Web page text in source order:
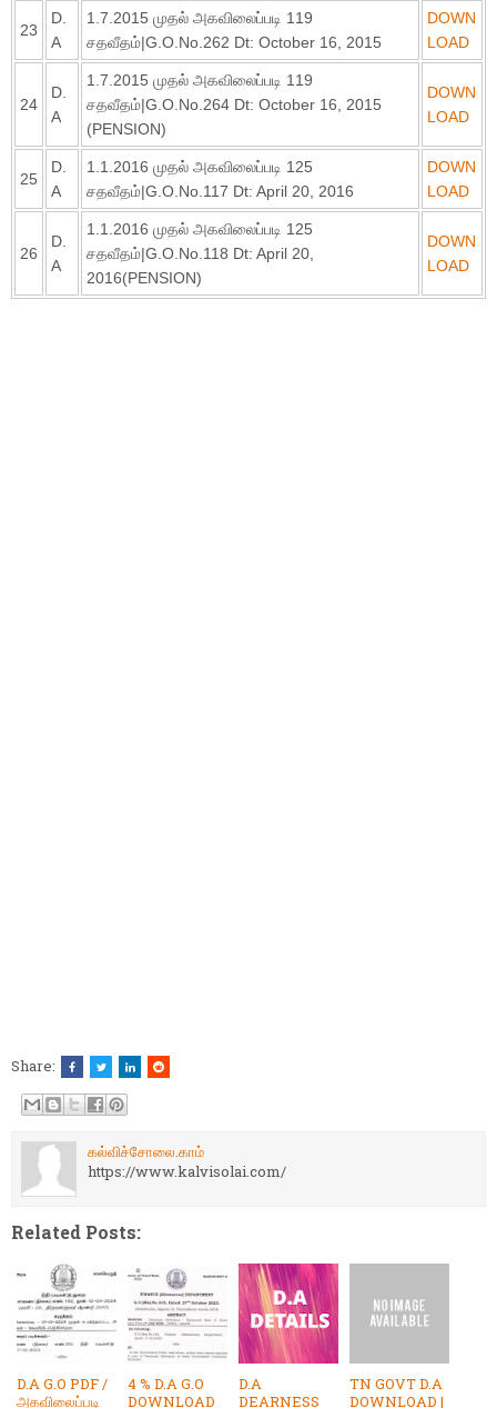
23
D.
A
1.7.2015 முதல் அகவிலைப்படி 119
சதவீதம்|G.O.No.262 Dt: October 16, 2015
DOWN
LOAD
24
D.
A
1.7.2015 முதல் அகவிலைப்படி 119
சதவீதம்|G.O.No.264 Dt: October 16, 2015
(PENSION)
DOWN
LOAD
25
D.
A
1.1.2016 முதல் அகவிலைப்படி 125
சதவீதம்|G.O.No.117 Dt: April 20, 2016
DOWN
LOAD
26
D.
A
1.1.2016 முதல் அகவிலைப்படி 125
சதவீதம்|G.O.No.118 Dt: April 20,
2016(PENSION)
DOWN
LOAD
Share:
கல்விச்சோலை.காம்
https://www.kalvisolai.com/
Related Posts:
D.A G.O PDF /
அகவிலைப்படி
4 % D.A G.O
DOWNLOAD
D.A
DEARNESS
TN GOVT D.A
DOWNLOAD |